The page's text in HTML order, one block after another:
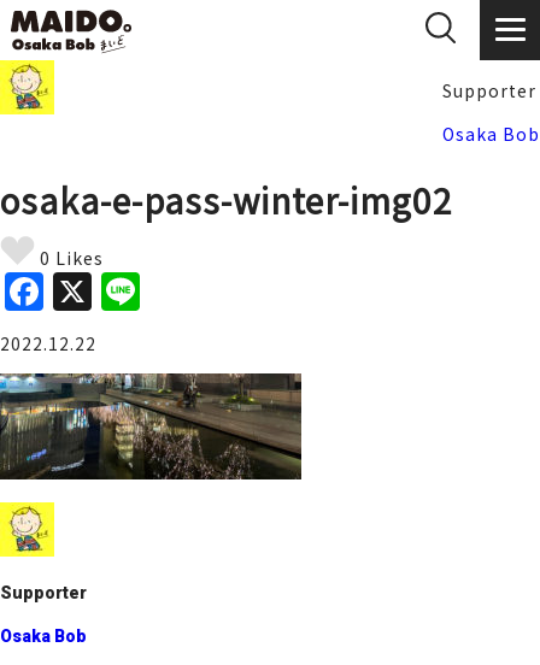
Supporter
Osaka Bob
osaka-e-pass-winter-img02
0 Likes
F
a
c
e
b
o
o
k
X
e
2022.12.22
Supporter
Osaka Bob